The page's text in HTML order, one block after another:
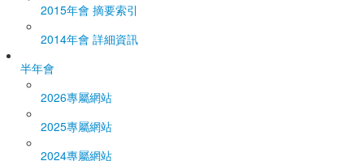
2015年會 摘要索引
2014年會 詳細資訊
半年會
2026專屬網站
2025專屬網站
2024專屬網站